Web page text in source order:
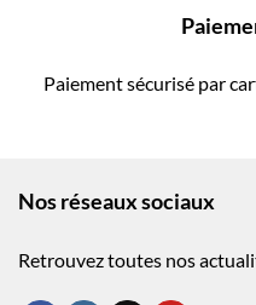
Paiement sécurisé par
Nos réseaux sociaux
Retrouvez toutes nos